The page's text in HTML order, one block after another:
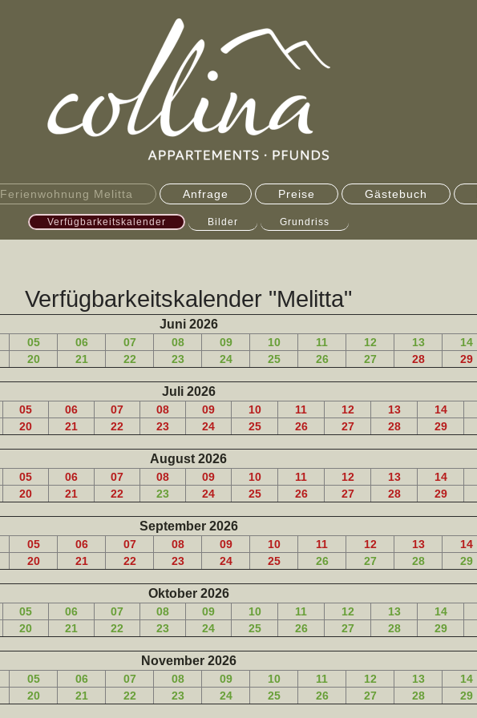
Ferienwohnung Melitta Anfrage Preise Gästebuch
Verfügbarkeitskalender Bilder Grundriss
Verfügbarkeitskalender "Melitta"
Juni 2026
05 06 07 08 09 10 11 12 13 14
20 21 22 23 24 25 26 27 28 29
Juli 2026
05 06 07 08 09 10 11 12 13 14
20 21 22 23 24 25 26 27 28 29
August 2026
05 06 07 08 09 10 11 12 13 14
20 21 22 23 24 25 26 27 28 29
September 2026
05 06 07 08 09 10 11 12 13 14
20 21 22 23 24 25 26 27 28 29
Oktober 2026
05 06 07 08 09 10 11 12 13 14
20 21 22 23 24 25 26 27 28 29
November 2026
05 06 07 08 09 10 11 12 13 14
20 21 22 23 24 25 26 27 28 29